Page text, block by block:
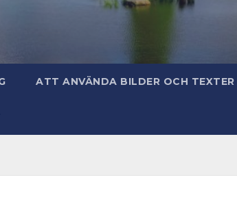
ATT ANVÄNDA BILDER OCH TEXTER